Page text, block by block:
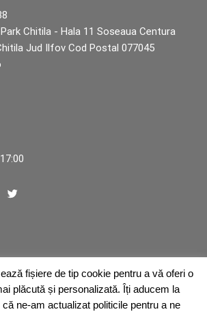
Chitila - Hala 11 Soseaua Centura
Jud Ilfov Cod Postal 077045
fișiere de tip cookie pentru a vă oferi o
plăcută și personalizată. Îți aducem la
ne-am actualizat politicile pentru a ne